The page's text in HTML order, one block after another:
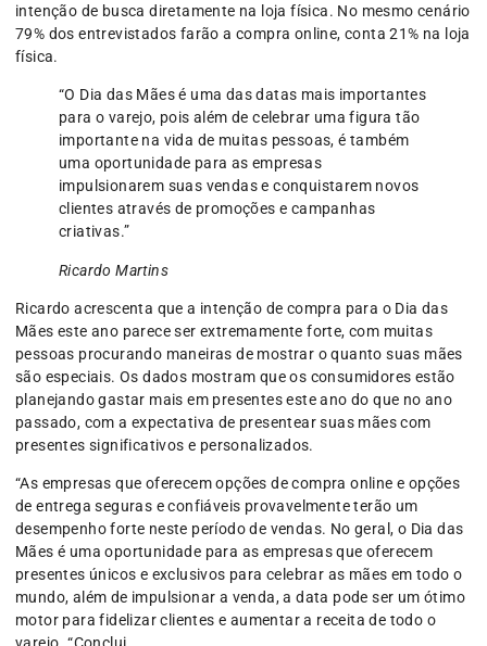
intenção de busca diretamente na loja física. No mesmo cenário
79% dos entrevistados farão a compra online, conta 21% na loja
física.
“O Dia das Mães é uma das datas mais importantes
para o varejo, pois além de celebrar uma figura tão
importante na vida de muitas pessoas, é também
uma oportunidade para as empresas
impulsionarem suas vendas e conquistarem novos
clientes através de promoções e campanhas
criativas.”
Ricardo Martins
Ricardo acrescenta que a intenção de compra para o Dia das
Mães este ano parece ser extremamente forte, com muitas
pessoas procurando maneiras de mostrar o quanto suas mães
são especiais. Os dados mostram que os consumidores estão
planejando gastar mais em presentes este ano do que no ano
passado, com a expectativa de presentear suas mães com
presentes significativos e personalizados.
“As empresas que oferecem opções de compra online e opções
de entrega seguras e confiáveis provavelmente terão um
desempenho forte neste período de vendas. No geral, o Dia das
Mães é uma oportunidade para as empresas que oferecem
presentes únicos e exclusivos para celebrar as mães em todo o
mundo, além de impulsionar a venda, a data pode ser um ótimo
motor para fidelizar clientes e aumentar a receita de todo o